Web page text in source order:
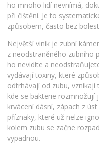
ho mnoho lidí nevnímá,
při čištění. Je to
způsobem, často bez
Největší viník je zubní
z neodstraněného zubního
ho nevidíte a
vydávají toxiny, které
odtrhávají od zubu,
kde se bakterie rozmnožují
krvácení dásní, zápach z
příznaky, které už nelze
kolem zubu se začne
vypadnou.